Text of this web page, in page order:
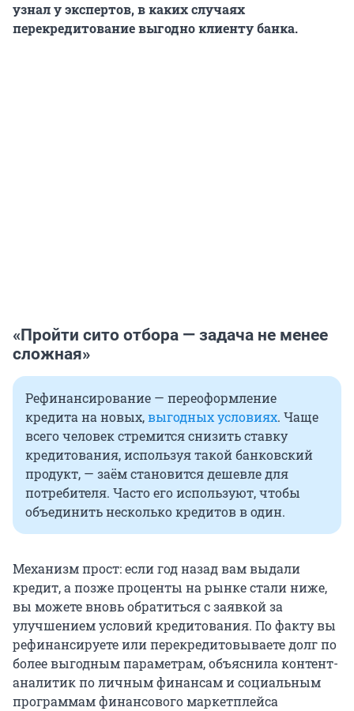
узнал у экспертов, в каких случаях
перекредитование выгодно клиенту банка.
«Пройти сито отбора — задача не менее
сложная»
Рефинансирование — переоформление
кредита на новых,выгодных условиях. Чаще
всего человек стремится снизить ставку
кредитования, используя такой банковский
продукт, — заём становится дешевле для
потребителя. Часто его используют, чтобы
объединить несколько кредитов в один.
Механизм прост: если год назад вам выдали
кредит, а позже проценты на рынке стали ниже,
вы можете вновь обратиться с заявкой за
улучшением условий кредитования. По факту вы
рефинансируете или перекредитовываете долг по
более выгодным параметрам, объяснила контент-
аналитик по личным финансам и социальным
программам финансового маркетплейса